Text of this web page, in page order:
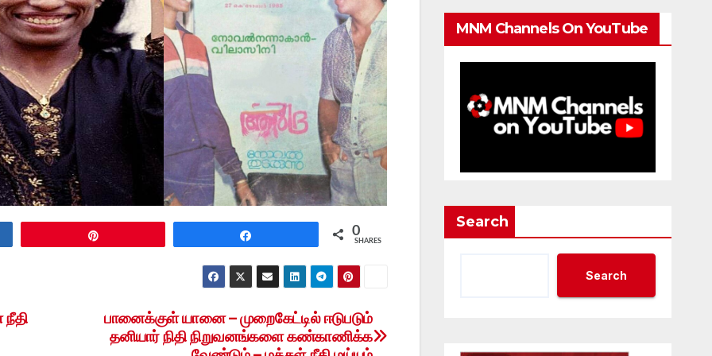
0
SHARES
பானைக்குள் யானை – முறைகேட்டில் ஈடுபடும்
தனியார் நிதி நிறுவனங்களை கண்காணிக்க
MNM Channels On YouTube
Search
Search